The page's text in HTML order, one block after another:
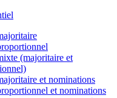
(majoritaire et
et nominations
et nominations